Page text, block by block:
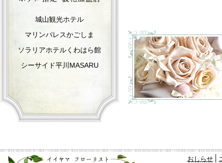
城山観光ホテル
マリンパレスかごしま
ソラリアホテルくわはら館
シーサイド平川MASARU
おしらせ